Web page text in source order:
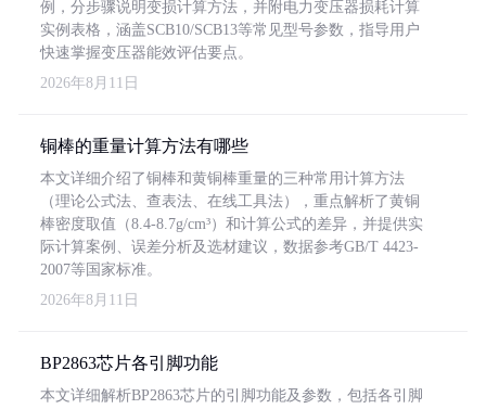
例，分步骤说明变损计算方法，并附电力变压器损耗计算
实例表格，涵盖SCB10/SCB13等常见型号参数，指导用户
快速掌握变压器能效评估要点。
2026年8月11日
铜棒的重量计算方法有哪些
本文详细介绍了铜棒和黄铜棒重量的三种常用计算方法
（理论公式法、查表法、在线工具法），重点解析了黄铜
棒密度取值（8.4-8.7g/cm³）和计算公式的差异，并提供实
际计算案例、误差分析及选材建议，数据参考GB/T 4423-
2007等国家标准。
2026年8月11日
BP2863芯片各引脚功能
本文详细解析BP2863芯片的引脚功能及参数，包括各引脚